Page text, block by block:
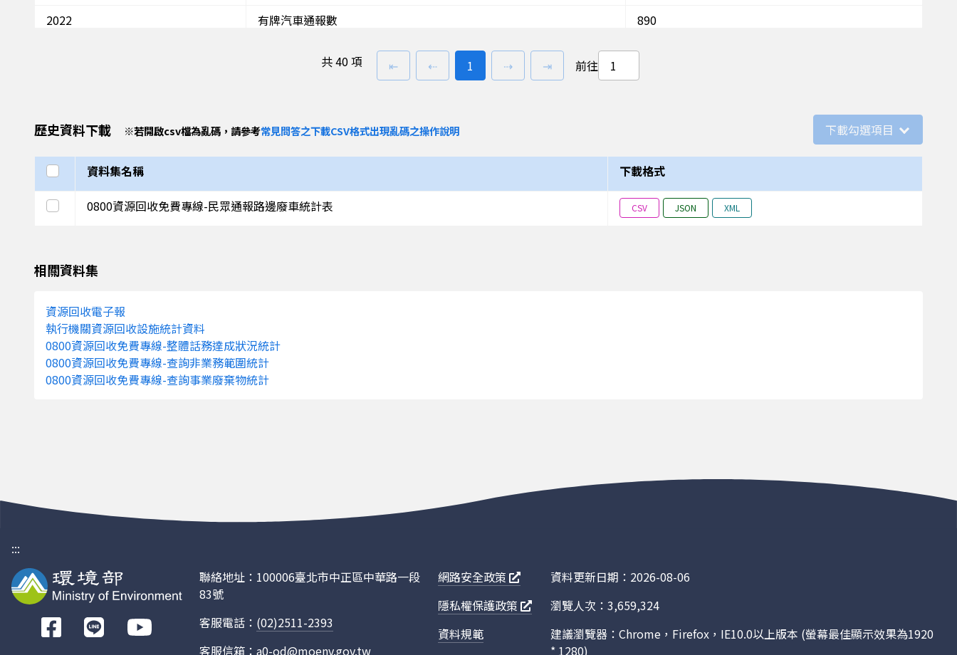
2022
有牌汽車通報數
890
3002
1296
2021
有牌汽車通報數
2021
1575
2020
無牌汽車通報數
882
2020
2019
2019
無牌機車通報數
2019
有牌汽車通報數
123
2018
有牌機車通報數
2017
無牌機車通報數
478
2017
350
2017
有牌機車通報數
886
共40 項 ⇤第一頁⇠上一頁前往
1 ⇢下一頁⇥最後一頁
前往
歷史資料下載 ※若開啟csv檔為亂碼，請參考常見問答之下載CSV格式出現亂碼之操作說明 下載勾選項目
選取全部
資料集名稱
下載格式
選取此列
0800資源回收免費專線-民眾通報路邊廢車統計表 CSV JSON XML
相關資料集
資源回收電子報
執行機關資源回收設施統計資料
0800資源回收免費專線-整體話務達成狀況統計
0800資源回收免費專線-查詢非業務範圍統計
0800資源回收免費專線-查詢事業廢棄物統計
:::
前
往
聯絡地址：100006臺北市中正區中華路一段
83號
客服電話： (02)2511-2393
客服信箱： a0-od@moenv.gov.tw
網路安全政策
隱私權保護政策
資料規範
資料更新日期：2026-08-06
瀏覽人次：3,659,324
建議瀏覽器：Chrome，Firefox，IE10.0以上版本 (螢幕最佳顯示效果為1920
* 1280)